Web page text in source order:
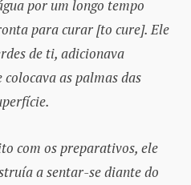
por um longo tempo
para curar [to cure]. Ele
de ti, adicionava
as palmas das
com os preparativos, ele
a sentar-se diante do